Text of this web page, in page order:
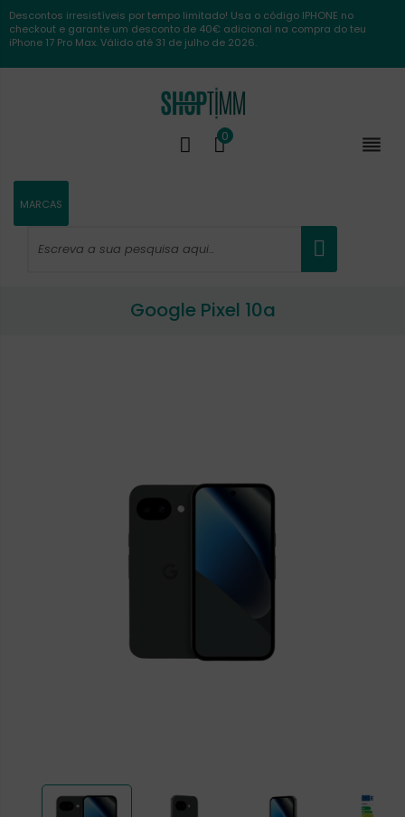
Descontos irresistíveis por tempo limitado! Usa o código IPHONE no
checkout e garante um desconto de 40€ adicional na compra do teu
iPhone 17 Pro Max. Válido até 31 de julho de 2026.

0
MARCAS
Google Pixel 10a